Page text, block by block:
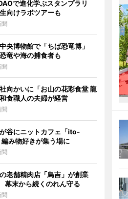
で進化学ぶスタンプラリ
向けラボツアーも
央博物館で「ちば恐竜博」
竜や海の捕食者も
向かいに「お山の花彩食堂 龍
食職人の夫婦が経営
谷にニットカフェ「ito-
み物好きが集う場に
老舗精肉店「鳥吉」が創業
末から続くのれん守る